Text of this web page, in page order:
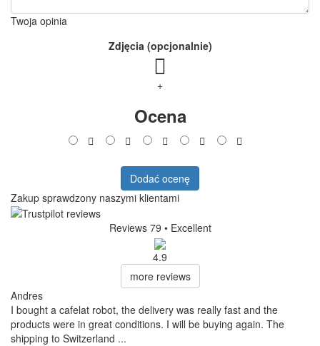
Twoja opinia
Zdjęcia (opcjonalnie)
+
Ocena
Dodać ocenę
Zakup sprawdzony naszymi klientami
Reviews 79 • Excellent
4.9
more reviews
Andres
I bought a cafelat robot, the delivery was really fast and the
products were in great conditions. I will be buying again. The
shipping to Switzerland ...